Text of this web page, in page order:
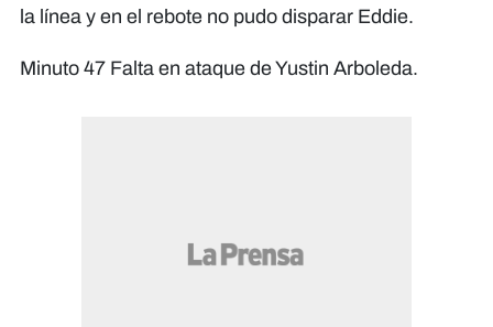
la línea y en el rebote no pudo disparar Eddie.
Minuto 47 Falta en ataque de Yustin Arboleda.